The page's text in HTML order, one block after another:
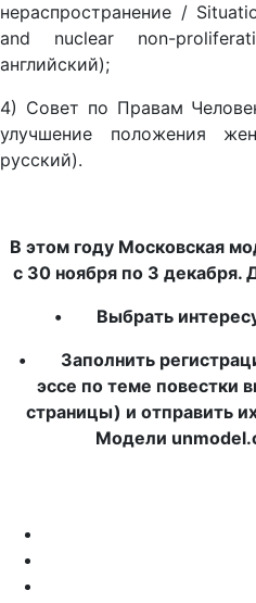
нераспространение /
and nuclear non-
английский);
4) Совет по Правам
улучшение положения
русский).
В этом году Московская
с 30 ноября по 3 декабря.
• Выбрать
• Заполнить
эссе по теме повестки
страницы) и отправить
Модели